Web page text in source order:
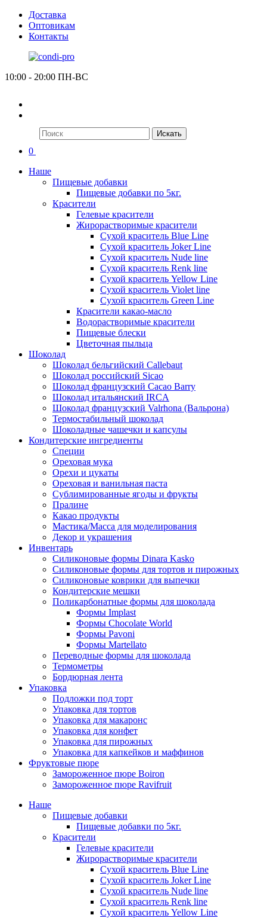
Доставка
Оптовикам
Контакты
10:00 - 20:00 ПН-ВС
Искать
0
Наше
Пищевые добавки
Пищевые добавки по 5кг.
Красители
Гелевые красители
Жирорастворимые красители
Сухой краситель Blue Line
Сухой краситель Joker Line
Сухой краситель Nude line
Сухой краситель Renk line
Сухой краситель Yellow Line
Сухой краситель Violet line
Сухой краситель Green Line
Красители какао-масло
Водорастворимые красители
Пищевые блески
Цветочная пыльца
Шоколад
Шоколад бельгийский Callebaut
Шоколад российский Sicao
Шоколад французский Cacao Barry
Шоколад итальянский IRCA
Шоколад французский Valrhona (Вальрона)
Термостабильный шоколад
Шоколадные чашечки и капсулы
Кондитерские ингредиенты
Специи
Ореховая мука
Орехи и цукаты
Ореховая и ванильная паста
Сублимированные ягоды и фрукты
Пралине
Какао продукты
Мастика/Масса для моделирования
Декор и украшения
Инвентарь
Силиконовые формы Dinara Kasko
Силиконовые формы для тортов и пирожных
Силиконовые коврики для выпечки
Кондитерские мешки
Поликарбонатные формы для шоколада
Формы Implast
Формы Chocolate World
Формы Pavoni
Формы Martellato
Переводные формы для шоколада
Термометры
Бордюрная лента
Упаковка
Подложки под торт
Упаковка для тортов
Упаковка для макаронс
Упаковка для конфет
Упаковка для пирожных
Упаковка для капкейков и маффинов
Фруктовые пюре
Замороженное пюре Boiron
Замороженное пюре Ravifruit
Наше
Пищевые добавки
Пищевые добавки по 5кг.
Красители
Гелевые красители
Жирорастворимые красители
Сухой краситель Blue Line
Сухой краситель Joker Line
Сухой краситель Nude line
Сухой краситель Renk line
Сухой краситель Yellow Line